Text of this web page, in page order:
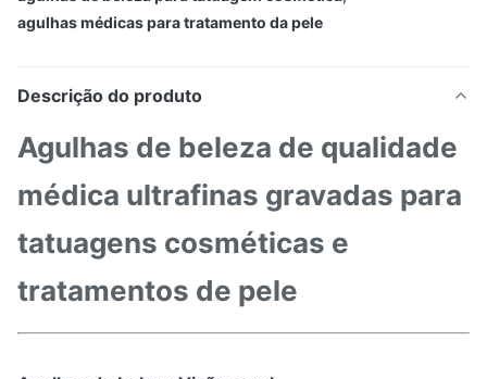
agulhas médicas para tratamento da pele
Descrição do produto
Agulhas de beleza de qualidade
médica ultrafinas gravadas para
tatuagens cosméticas e
tratamentos de pele